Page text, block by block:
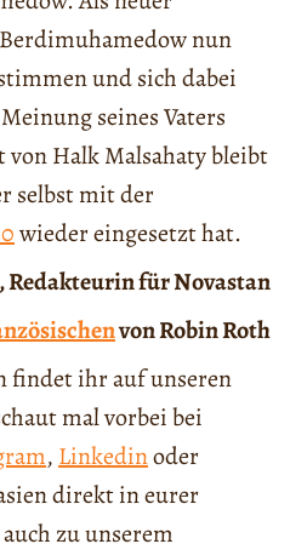
nun
und sich dabei
seines Vaters
von Halk Malsahaty bleibt
selbst mit der
wieder eingesetzt hat.
Redakteurin für Novastan
von Robin Roth
findet ihr auf unseren
mal vorbei bei
, Linkedinoder
direkt in eurer
zu unserem